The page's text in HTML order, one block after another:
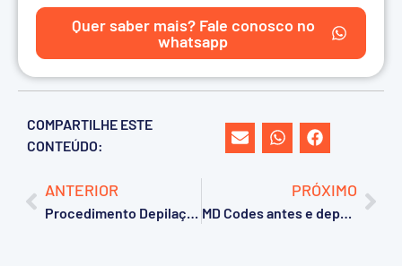
Quer saber mais? Fale conosco no
whatsapp
COMPARTILHE ESTE
CONTEÚDO:
ANTERIOR
Procedimento Depilação a laser: Como funciona, quem faz, melhor método. Saiba mais!!!
PRÓXIMO
MD Codes antes e depois para harmonização facial